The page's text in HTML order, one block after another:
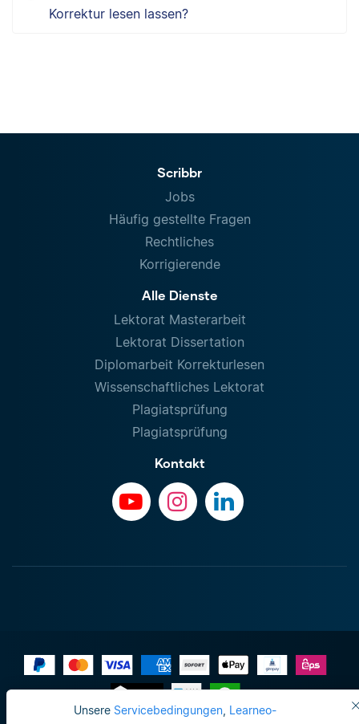
Unsere Servicebedingungen, Learneo-
Korrektur lesen lassen?
Scribbr
Jobs
Häufig gestellte Fragen
Rechtliches
Korrigierende
Alle Dienste
Lektorat Masterarbeit
Lektorat Dissertation
Diplomarbeit Korrekturlesen
Wissenschaftliches Lektorat
Plagiatsprüfung
Plagiatsprüfung
Kontakt